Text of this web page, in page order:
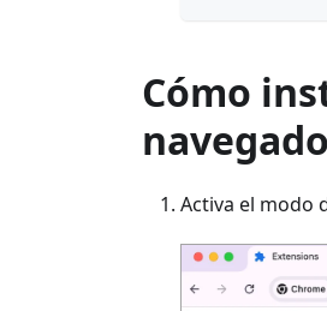
Cómo
Activa el modo